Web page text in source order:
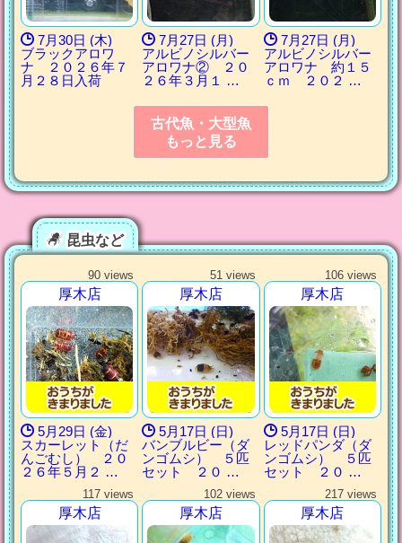
7月30日 (木)
ブラックアロワ
ナ ２０２６年７
月２８日入荷
7月27日 (月)
アルビノシルバー
アロワナ② ２０
２６年３月１ …
7月27日 (月)
アルビノシルバー
アロワナ 約１５
ｃｍ ２０２ …
古代魚・大型魚
もっと見る
昆虫など
90 views
厚木店
5月29日 (金)
スカーレット（だ
んごむし） ２０
２６年５月２ …
51 views
厚木店
5月17日 (日)
バンブルビー（ダ
ンゴムシ） ５匹
セット ２０ …
106 views
厚木店
5月17日 (日)
レッドパンダ（ダ
ンゴムシ） ５匹
セット ２０ …
117 views
厚木店
102 views
厚木店
217 views
厚木店